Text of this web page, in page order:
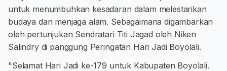
untuk menumbuhkan kesadaran dalam melestarikan
budaya dan menjaga alam. Sebagaimana digambarkan
oleh pertunjukan Sendratari Titi Jagad oleh Niken
Salindry di panggung Peringatan Hari Jadi Boyolali.
"Selamat Hari Jadi ke-179 untuk Kabupaten Boyolali.